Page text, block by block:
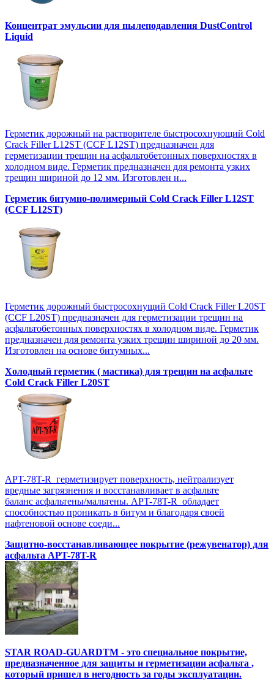
Концентрат эмульсии для пылеподавления DustControl
Liquid
Герметик дорожный на растворителе быстросохнующий Cold
Crack Filler L12SТ (CCF L12SТ) предназначен для
герметизации трещин на асфальтобетонных поверхностях в
холодном виде. Герметик предназначен для ремонта узких
трещин шириной до 12 мм. Изготовлен н...
Герметик битумно-полимерный Cold Crack Filler L12SТ
(CCF L12SТ)
Герметик дорожный быстросохнущий Cold Crack Filler L20SТ
(CCF L20SТ) предназначен для герметизации трещин на
асфальтобетонных поверхностях в холодном виде. Герметик
предназначен для ремонта узких трещин шириной до 20 мм.
Изготовлен на основе битумных...
Холодный герметик ( мастика) для трещин на асфальте
Cold Crack Filler L20SТ
APT-78T-R герметизирует поверхность, нейтрализует
вредные загрязнения и восстанавливает в асфальте
баланс асфальтены/мальтены. APT-78T-R обладает
способностью проникать в битум и благодаря своей
нафтеновой основе соеди...
Защитно-восстанавливающее покрытие (режувенатор) для
асфальта APT-78T-R
STAR ROAD-GUARDTM - это специальное покрытие,
предназначенное для защиты и герметизации асфальта ,
который пришел в негодность за годы эксплуатации.